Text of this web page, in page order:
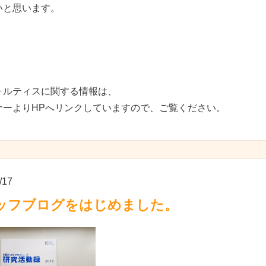
思います。
ティスに関する情報は、
よりHPへリンクしていますので、ご覧ください。
フブログをはじめました。